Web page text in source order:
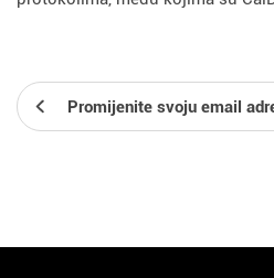
Promijenite svoju email